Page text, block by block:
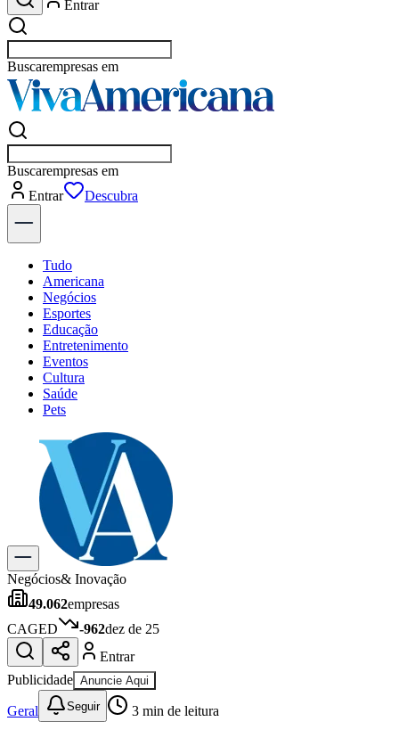
Entrar
Buscarempresas em American
Buscarempresas em Americana
Entrar
Flash
Tudo
Americana
Negócios
Esportes
Educação
Entretenimento
Eventos
Cultura
Saúde
Pets
Explore Tudo
Últimas Notícias
Previsão do Tempo
Dia a Dia & Lazer
Gastronomia
Cinema & Shows
Para Sua Empresa
Anuncie no Portal
Cadastrar Empresa
Divulgar Vagas
Publicidade Legal
Política
Eleições
Segurança
Negócios& Inovação
49.062empresas
CAGED
-962dez de 25
Entrar
Publicidade Anuncie Aqui
Geral Seguir 3 min de leitura